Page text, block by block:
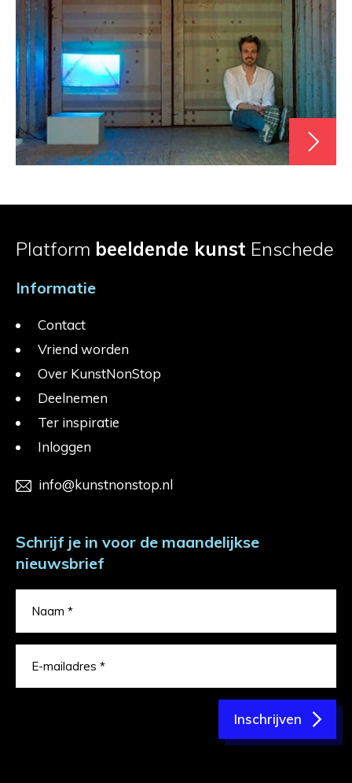
Platform beeldende kunst Enschede
Informatie
Contact
Vriend worden
Over KunstNonStop
Deelnemen
Ter inspiratie
Inloggen
info@kunstnonstop.nl
Schrijf je in voor de maandelijkse
nieuwsbrief
Inschrijven